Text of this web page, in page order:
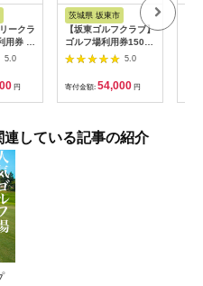
ークラ
用券 /
5.0
円
茨城県 坂東市
【坂東ゴルフクラブ】
ゴルフ場利用券15000
円分（寄付金額の3割
相当額分） ／ ゴルフ
プレー 都心から1時間
利用券 ゴルフ場 チケ
ット 茨城 ゴルフ 予約
立地 ゴルフラウンド
アウトドア スポーツ
5.0
寄付金額: 54,000 円
している記事の紹介